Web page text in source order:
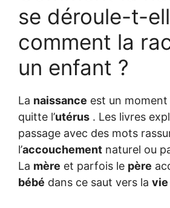
se déroule-t-
comment la
un enfant ?
La naissance est un
quitte l’utérus . Les livres
passage avec des mots
l’accouchement naturel ou
La mère et parfois le père
bébé dans ce saut vers la vie